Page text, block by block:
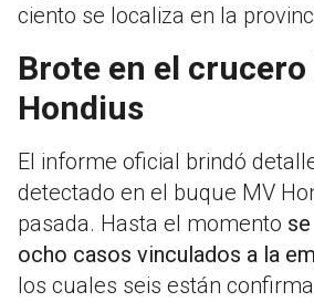
ciento se localiza en la
Brote en el crucero
Hondius
El informe oficial brindó
detectado en el buque MV
pasada. Hasta el momento
ocho casos vinculados a la
los cuales seis están